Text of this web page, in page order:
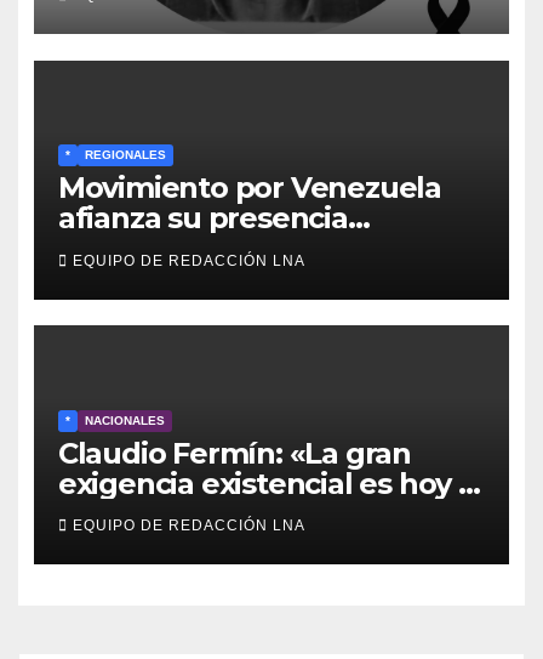
Boys
* REGIONALES
Movimiento por Venezuela
afianza su presencia
comunitaria en La Ponderosa
y otras comunidades de
Anzoátegui
EQUIPO DE REDACCIÓN LNA
* NACIONALES
Claudio Fermín: «La gran
exigencia existencial es hoy la
defensa de la soberanía»
EQUIPO DE REDACCIÓN LNA